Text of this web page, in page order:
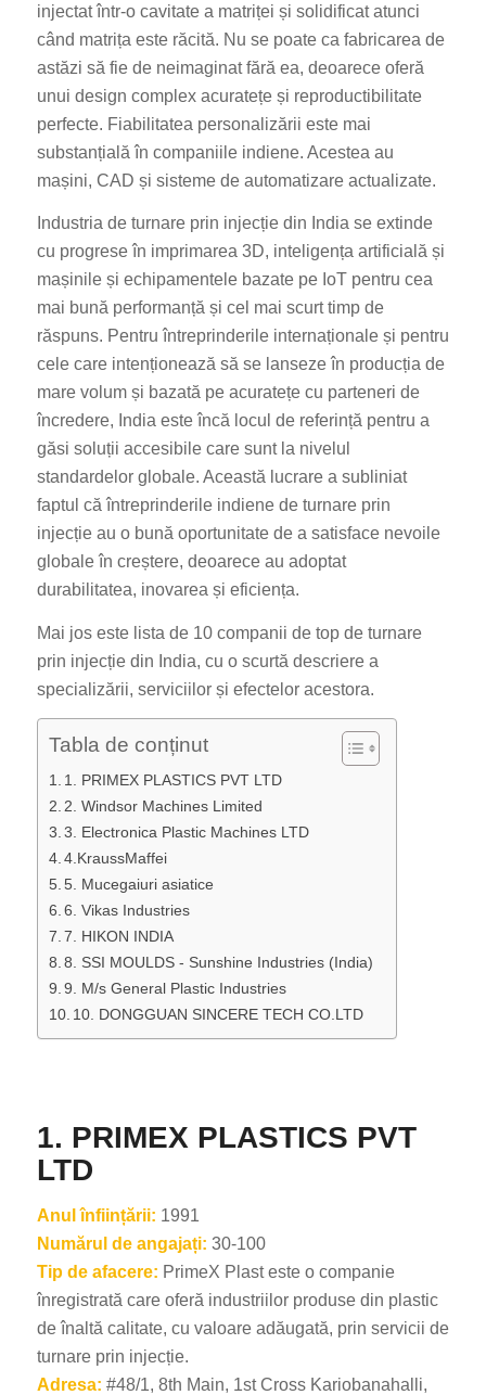
injectat într-o cavitate a matriței și solidificat atunci
când matrița este răcită. Nu se poate ca fabricarea de
astăzi să fie de neimaginat fără ea, deoarece oferă
unui design complex acuratețe și reproductibilitate
perfecte. Fiabilitatea personalizării este mai
substanțială în companiile indiene. Acestea au
mașini, CAD și sisteme de automatizare actualizate.
Industria de turnare prin injecție din India se extinde
cu progrese în imprimarea 3D, inteligența artificială și
mașinile și echipamentele bazate pe IoT pentru cea
mai bună performanță și cel mai scurt timp de
răspuns. Pentru întreprinderile internaționale și pentru
cele care intenționează să se lanseze în producția de
mare volum și bazată pe acuratețe cu parteneri de
încredere, India este încă locul de referință pentru a
găsi soluții accesibile care sunt la nivelul
standardelor globale. Această lucrare a subliniat
faptul că întreprinderile indiene de turnare prin
injecție au o bună oportunitate de a satisface nevoile
globale în creștere, deoarece au adoptat
durabilitatea, inovarea și eficiența.
Mai jos este lista de 10 companii de top de turnare
prin injecție din India, cu o scurtă descriere a
specializării, serviciilor și efectelor acestora.
Tabla de conținut
1. PRIMEX PLASTICS PVT LTD
2. Windsor Machines Limited
3. Electronica Plastic Machines LTD
4.KraussMaffei
5. Mucegaiuri asiatice
6. Vikas Industries
7. HIKON INDIA
8. SSI MOULDS - Sunshine Industries (India)
9. M/s General Plastic Industries
10. DONGGUAN SINCERE TECH CO.LTD
1. PRIMEX PLASTICS PVT
LTD
Anul înființării: 1991
Numărul de angajați: 30-100
Tip de afacere: PrimeX Plast este o companie
înregistrată care oferă industriilor produse din plastic
de înaltă calitate, cu valoare adăugată, prin servicii de
turnare prin injecție.
Adresa: #48/1, 8th Main, 1st Cross Kariobanahalli,